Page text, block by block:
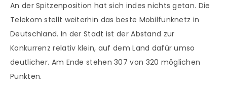
An der Spitzenposition hat sich indes nichts getan. Die
Telekom stellt weiterhin das beste Mobilfunknetz in
Deutschland. In der Stadt ist der Abstand zur
Konkurrenz relativ klein, auf dem Land dafür umso
deutlicher. Am Ende stehen 307 von 320 möglichen
Punkten.